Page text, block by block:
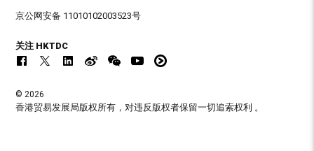
京公网安备 11010102003523号
关注 HKTDC
© 2026
香港贸易发展局版权所有，对违反版权者保留一切追索权利 。